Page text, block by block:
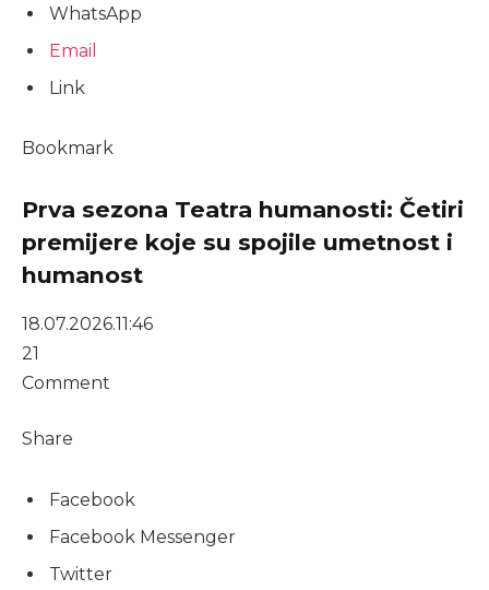
WhatsApp
Email
Link
Bookmark
Prva sezona Teatra humanosti: Četiri
premijere koje su spojile umetnost i
humanost
18.07.2026.11:46
21
Comment
Share
Facebook
Facebook Messenger
Twitter